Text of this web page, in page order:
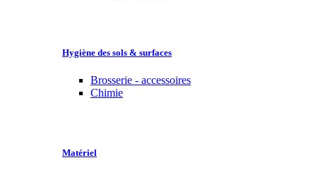
Hygiène des sols & surfaces
Brosserie - accessoires
Chimie
Matériel